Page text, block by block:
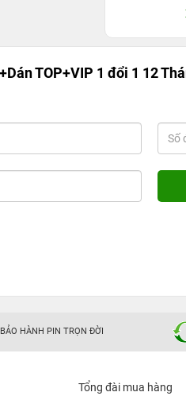
TOP+VIP 1 đổi 1 12
BẢO HÀNH PIN TRỌN ĐỜI
Tổng đài mua hàng